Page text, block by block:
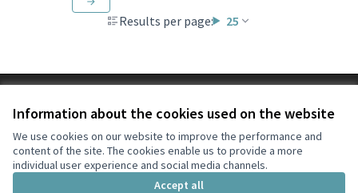
Information about the cookies used on the website
We use cookies on our website to improve the performance and
content of the site. The cookies enable us to provide a more
individual user experience and social media channels.
Accept all
Results per page: 25
Cookie settings
Participa Tiana at X
(External link)
Participa Tiana at Facebook
(External link)
Participa Tiana at Instagram
(External link)
Participa Tiana at YouTube
(External link)
English
Triar la llengua Elegir el idiomaChoose language